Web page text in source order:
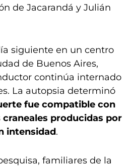
de Jacarandá y Julián
siguiente en un centro
de Buenos Aires,
continúa internado
La autopsia determinó
fue compatible con
producidas por
intensidad.
familiares de la